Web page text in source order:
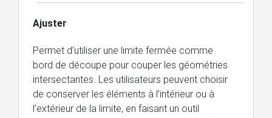
Ajuster
Permet d’utiliser une limite fermée comme
bord de découpe pour couper les géométries
intersectantes. Les utilisateurs peuvent choisir
de conserver les éléments à l’intérieur ou à
l’extérieur de la limite, en faisant un outil